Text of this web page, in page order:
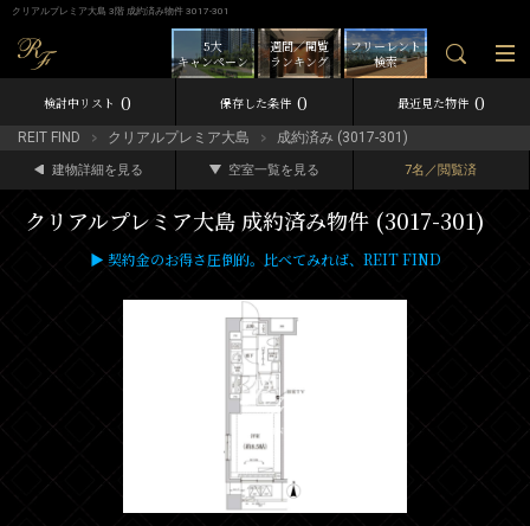
クリアルプレミア大島 3階 成約済み物件 3017-301
フリーレント
検索
週間／閲覧
ランキング
5大
キャンペーン
検討中リスト 0 保存した条件 0 最近見た物件 0
REIT FIND クリアルプレミア大島 成約済み (3017-301)
建物詳細を見る 空室一覧を見る 7名／閲覧済
クリアルプレミア大島 成約済み物件 (3017-301)
▶ 契約金のお得さ圧倒的。比べてみれば、REIT FIND